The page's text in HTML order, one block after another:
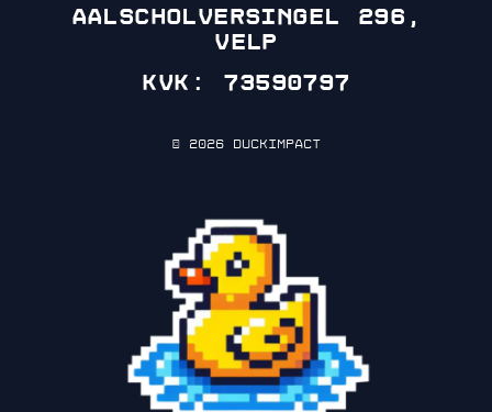
Aalscholversingel 296,
Velp
KVK: 73590797
© 2026 DuckImpact